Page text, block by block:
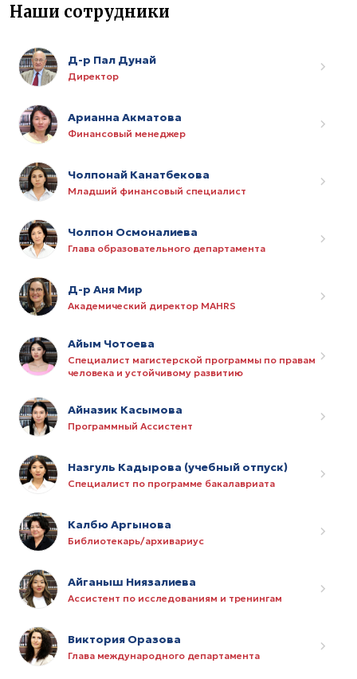
Наши сотрудники
Д-р Пал Дунай
Директор
Арианна Акматова
Финансовый менеджер
Чолпонай Канатбекова
Младший финансовый специалист
Чолпон Осмоналиева
Глава образовательного департамента
Д-р Аня Мир
Академический директор MAHRS
Айым Чотоева
Специалист магистерской программы по правам
человека и устойчивому развитию
Айназик Касымова
Программный Ассистент
Назгуль Кадырова (учебный отпуск)
Специалист по программе бакалавриата
Калбю Аргынова
Библиотекарь/архивариус
Айганыш Ниязалиева
Ассистент по исследованиям и тренингам
Виктория Оразова
Глава международного департамента